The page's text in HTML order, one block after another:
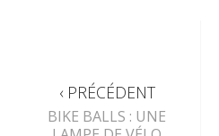
‹ PRÉCÉDENT
BIKE BALLS : UNE